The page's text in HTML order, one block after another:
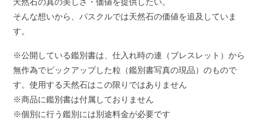
そんな想いから、パスクルでは天然石の価値を追及していま
す。
※公開している鑑別書は、仕入れ時の連（ブレスレット）から
無作為でピックアップした粒（鑑別書写真の現品）のもので
す。使用する天然石はこの限りではありません
※商品に鑑別書は付属しておりません
※個別に行う鑑別には別途料金が必要です